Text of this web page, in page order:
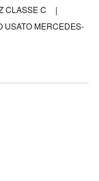
CLASSE C
|
USATO MERCEDES-